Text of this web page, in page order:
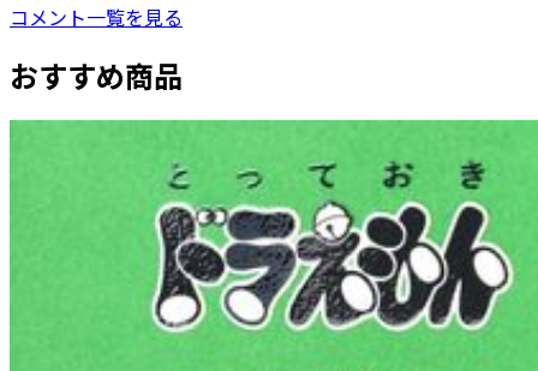
コメント一覧を見る
おすすめ商品